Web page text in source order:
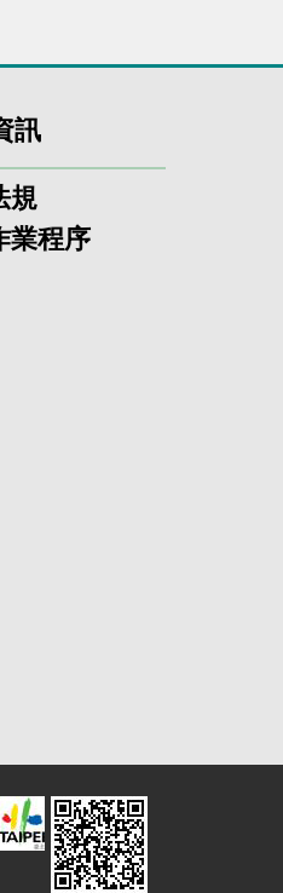
訊
規
業程序